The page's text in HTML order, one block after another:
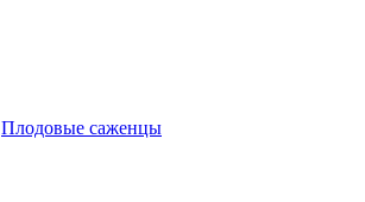
Плодовые саженцы